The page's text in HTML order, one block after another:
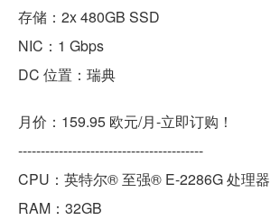
存储：2x 480GB SSD
NIC：1 Gbps
DC 位置：瑞典
月价：159.95 欧元/月-立即订购！
-----------------------------------------
CPU：英特尔® 至强® E-2286G 处理器
RAM：32GB